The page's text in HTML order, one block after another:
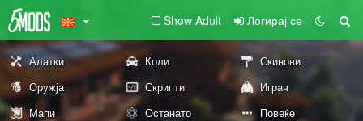
Show Adult Логирај се
Алатки Коли
Скинови
Оружја
Скрипти
Играч
Мапи
Останато Повеќе